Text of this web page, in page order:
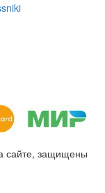
сайте, защищены